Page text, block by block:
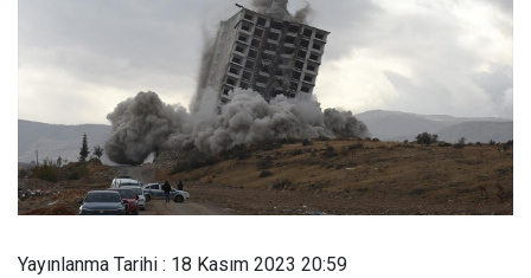
Yayınlanma Tarihi : 18 Kasım 2023 20:59